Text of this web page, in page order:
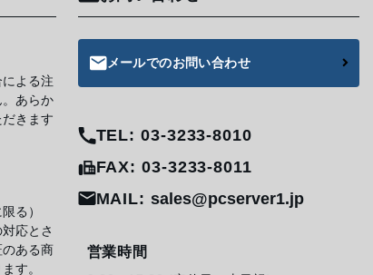
よる注
あらか
きます
る）
応とさ
ある商
す。
メールでのお問い合わせ
TEL: 03-3233-8010
FAX: 03-3233-8011
MAIL: sales@pcserver1.jp
営業時間